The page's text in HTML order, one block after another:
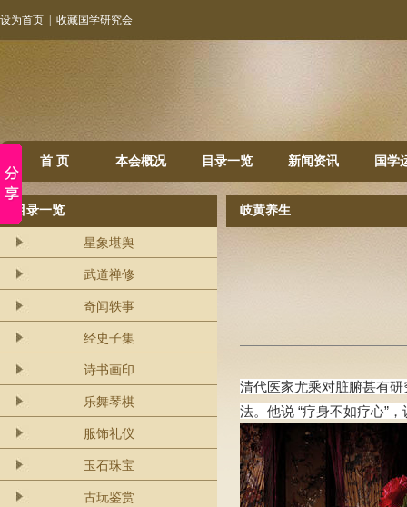
设为首页 收藏国学研究会
首 页 本会概况 目录一览 新闻资讯 国学
目录一览
星象堪舆
武道禅修
奇闻轶事
经史子集
诗书画印
乐舞琴棋
服饰礼仪
玉石珠宝
古玩鉴赏
岐黄养生
清代医家尤乘对脏腑甚有
法。他说 “疗身不如疗心”